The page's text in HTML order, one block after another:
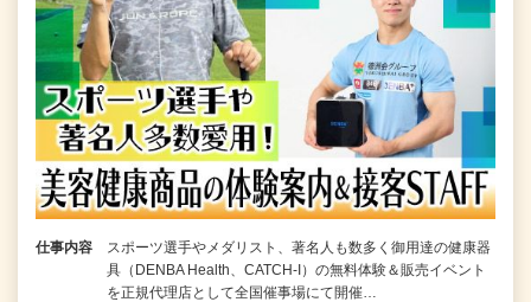
仕事内容
スポーツ選手やメダリスト、著名人も数多く御用達の健康器
具（DENBA Health、CATCH-I）の無料体験＆販売イベント
を正規代理店として全国催事場にて開催…